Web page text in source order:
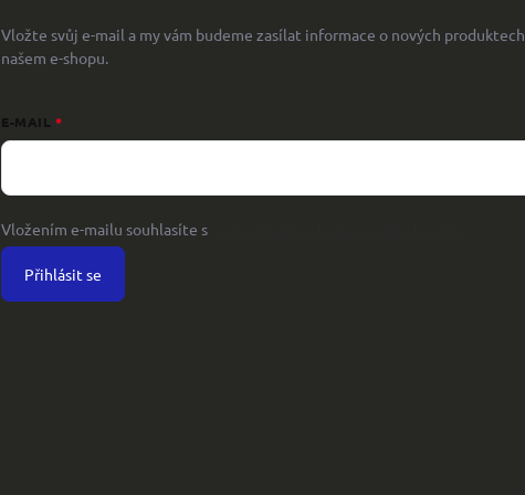
Vložte svůj e-mail a my vám budeme zasílat informace o nových
našem e-shopu.
E-MAIL
Vložením e-mailu souhlasíte s
Přihlásit se